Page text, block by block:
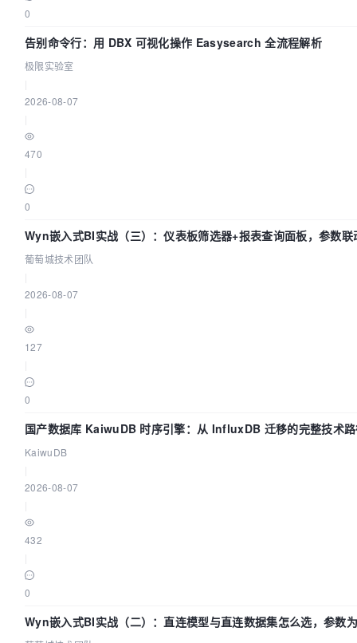
0
告别命令行：用 DBX 可视化操作 Easysearch 全流程解析
极限实验室
2026-08-07
470
0
Wyn嵌入式BI实战（三）：仪表板筛选器+报表查询面板，参数联
葡萄城技术团队
2026-08-07
127
0
国产数据库 KaiwuDB 时序引擎：从 InfluxDB 迁移的完整技术
KaiwuDB
2026-08-07
432
0
Wyn嵌入式BI实战（二）：直连模型与直连数据集怎么选，参数